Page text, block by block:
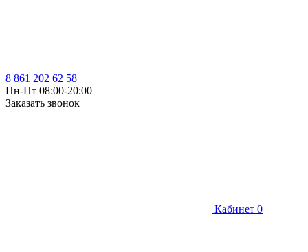
8 861 202 62 58
Пн-Пт 08:00-20:00
Заказать звонок
Кабинет 0